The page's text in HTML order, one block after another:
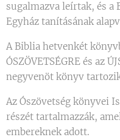
sugalmazva leírtak, és a
Egyház tanításának
A Biblia hetvenkét
ÓSZÖVETSÉGRE és az
negyvenöt könyv
Az Ószövetség könyvei
részét tartalmazzák,
embereknek adott.